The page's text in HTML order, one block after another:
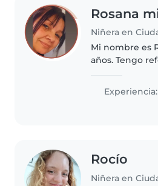
Rosana
Mi nombre es
años. Tengo
buscando
saber más
Experiencia:
Rocío